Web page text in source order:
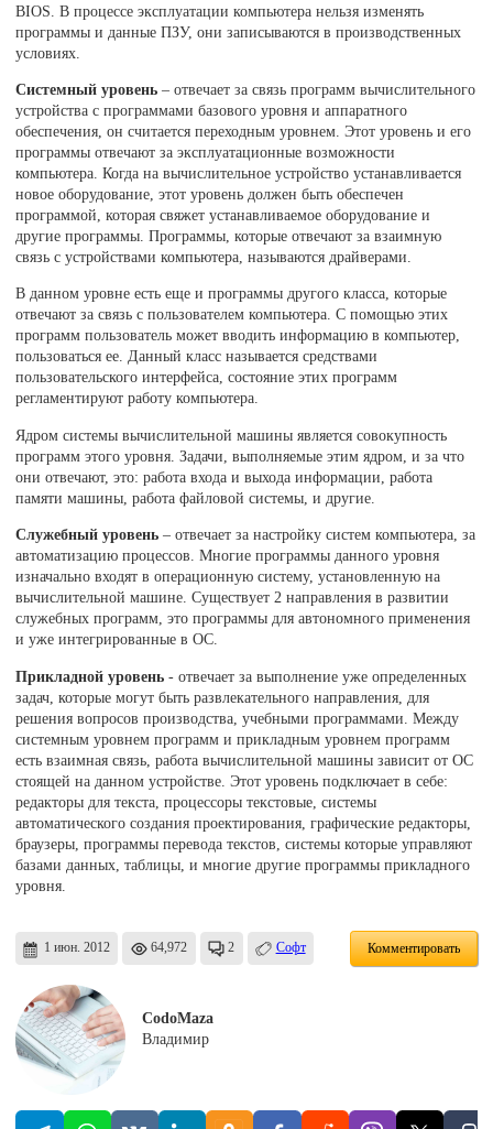
BIOS. В процессе эксплуатации компьютера нельзя изменять
программы и данные ПЗУ, они записываются в производственных
условиях.
Системный уровень – отвечает за связь программ вычислительного
устройства с программами базового уровня и аппаратного
обеспечения, он считается переходным уровнем. Этот уровень и его
программы отвечают за эксплуатационные возможности
компьютера. Когда на вычислительное устройство устанавливается
новое оборудование, этот уровень должен быть обеспечен
программой, которая свяжет устанавливаемое оборудование и
другие программы. Программы, которые отвечают за взаимную
связь с устройствами компьютера, называются драйверами.
В данном уровне есть еще и программы другого класса, которые
отвечают за связь с пользователем компьютера. С помощью этих
программ пользователь может вводить информацию в компьютер,
пользоваться ее. Данный класс называется средствами
пользовательского интерфейса, состояние этих программ
регламентируют работу компьютера.
Ядром системы вычислительной машины является совокупность
программ этого уровня. Задачи, выполняемые этим ядром, и за что
они отвечают, это: работа входа и выхода информации, работа
памяти машины, работа файловой системы, и другие.
Служебный уровень – отвечает за настройку систем компьютера, за
автоматизацию процессов. Многие программы данного уровня
изначально входят в операционную систему, установленную на
вычислительной машине. Существует 2 направления в развитии
служебных программ, это программы для автономного применения
и уже интегрированные в ОС.
Прикладной уровень - отвечает за выполнение уже определенных
задач, которые могут быть развлекательного направления, для
решения вопросов производства, учебными программами. Между
системным уровнем программ и прикладным уровнем программ
есть взаимная связь, работа вычислительной машины зависит от ОС
стоящей на данном устройстве. Этот уровень подключает в себе:
редакторы для текста, процессоры текстовые, системы
автоматического создания проектирования, графические редакторы,
браузеры, программы перевода текстов, системы которые управляют
базами данных, таблицы, и многие другие программы прикладного
уровня.
1 июн. 2012 64,972 2 Софт Комментировать
CodoMaza
Владимир